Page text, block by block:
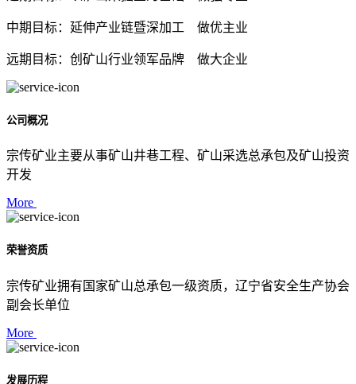
中期目标：延伸产业链暨深加工 做优主业
远期目标：创矿山行业领军品牌 做大企业
公司概况
宗传矿业主要从事矿山井巷工程、矿山采选总承包及矿山投资
开发
More
荣誉资质
宗传矿业拥有国家矿山总承包一级资质，辽宁省安全生产协会
副会长单位
More
发展历程